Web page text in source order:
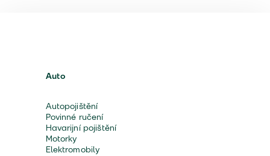
Auto
Autopojištění
Povinné ručení
Havarijní pojištění
Motorky
Elektromobily